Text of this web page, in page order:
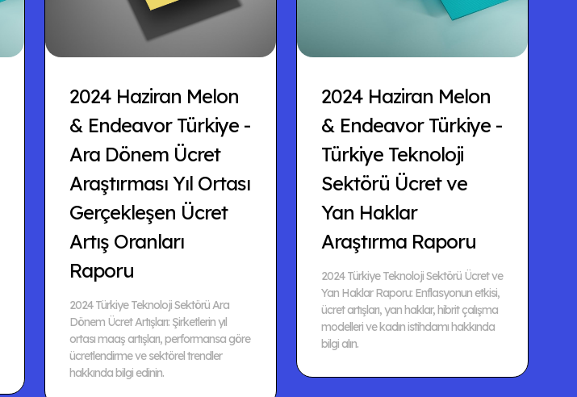
2024 Haziran Melon
& Endeavor Türkiye -
Ara Dönem Ücret
Araştırması Yıl Ortası
Gerçekleşen Ücret
Artış Oranları
Raporu
2024 Türkiye Teknoloji Sektörü Ara
Dönem Ücret Artışları: Şirketlerin yıl
ortası maaş artışları, performansa göre
ücretlendirme ve sektörel trendler
hakkında bilgi edinin.
2024 Haziran Melon
& Endeavor Türkiye -
Türkiye Teknoloji
Sektörü Ücret ve
Yan Haklar
Araştırma Raporu
2024 Türkiye Teknoloji Sektörü Ücret ve
Yan Haklar Raporu: Enflasyonun etkisi,
ücret artışları, yan haklar, hibrit çalışma
modelleri ve kadın istihdamı hakkında
bilgi alın.